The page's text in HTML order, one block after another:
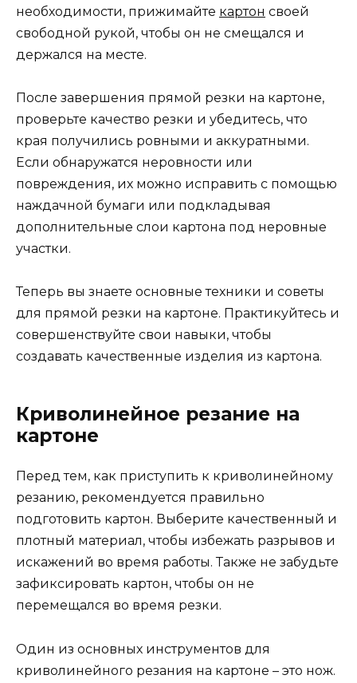
необходимости, прижимайте картон своей
свободной рукой, чтобы он не смещался и
держался на месте.
После завершения прямой резки на картоне,
проверьте качество резки и убедитесь, что
края получились ровными и аккуратными.
Если обнаружатся неровности или
повреждения, их можно исправить с помощью
наждачной бумаги или подкладывая
дополнительные слои картона под неровные
участки.
Теперь вы знаете основные техники и советы
для прямой резки на картоне. Практикуйтесь и
совершенствуйте свои навыки, чтобы
создавать качественные изделия из картона.
Криволинейное резание на
картоне
Перед тем, как приступить к криволинейному
резанию, рекомендуется правильно
подготовить картон. Выберите качественный и
плотный материал, чтобы избежать разрывов и
искажений во время работы. Также не забудьте
зафиксировать картон, чтобы он не
перемещался во время резки.
Один из основных инструментов для
криволинейного резания на картоне – это нож.